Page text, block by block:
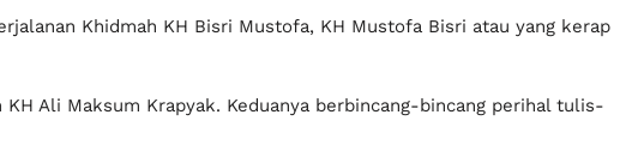
Khidmah KH Bisri Mustofa, KH Mustofa Bisri atau yang kerap
Ali Maksum Krapyak. Keduanya berbincang-bincang perihal tulis-